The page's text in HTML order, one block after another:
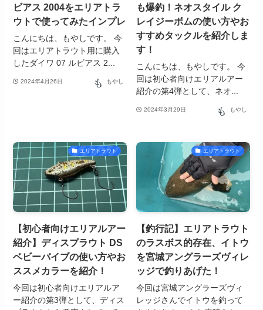
ビアス 2004をエリアトラ
ウトで使ってみたインプレ
こんにちは、もやしです。 今
回はエリアトラウト用に購入
したダイワ 07 ルビアス 2...
2024年4月26日 もやし
も爆釣！ネオスタイル ク
レイジーボムの使い方やお
すすめタックルを紹介しま
す！
こんにちは、もやしです。 今
回は初心者向けエリアルアー
紹介の第4弾として、ネオ...
2024年3月29日 もやし
エリアトラウト
【初心者向けエリアルアー
紹介】ディスプラウト DS
ベビーバイブの使い方やお
ススメカラーを紹介！
今回は初心者向けエリアルア
ー紹介の第3弾として、ディス
エリアトラウト
【釣行記】エリアトラウト
のラスボス的存在、イトウ
を宮城アングラーズヴィレ
ッジで釣りあげた！
今回は宮城アングラーズヴィ
レッジさんでイトウを釣って